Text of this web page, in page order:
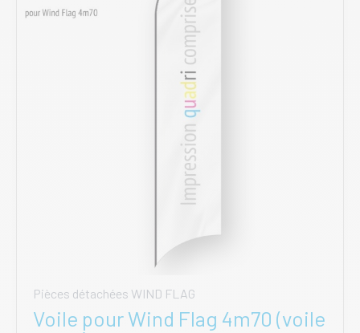
être
choisies
sur
la
page
du
produit
Pièces détachées WIND FLAG
Voile pour Wind Flag 4m70 (voile